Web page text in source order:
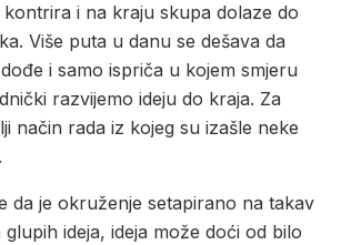
i na kraju skupa dolaze do
Više puta u danu se dešava da
i samo ispriča u kojem smjeru
razvijemo ideju do kraja. Za
način rada iz kojeg su izašle neke
da je okruženje setapirano na takav
glupih ideja, ideja može doći od bilo